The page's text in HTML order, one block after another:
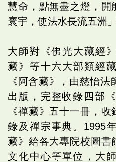
慧命，點無盡之燈，開
寰宇，使法水長流五洲
大師對《佛光大藏經
藏》等十六大部類經
《阿含藏》，由慈怡
出版，完整收錄四部
《禪藏》五十一冊，
錄及禪宗事典。1995
藏》給各大專院校圖書
文化中心等單位，大